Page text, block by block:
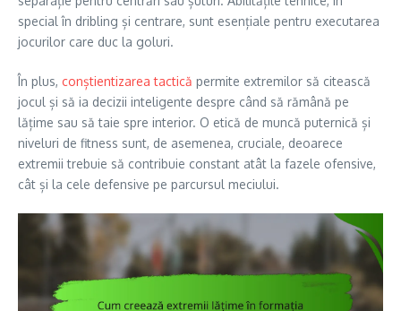
special în dribling și centrare, sunt esențiale pentru executarea
jocurilor care duc la goluri.
În plus, conștientizarea tactică permite extremilor să citească
jocul și să ia decizii inteligente despre când să rămână pe
lățime sau să taie spre interior. O etică de muncă puternică și
niveluri de fitness sunt, de asemenea, cruciale, deoarece
extremii trebuie să contribuie constant atât la fazele ofensive,
cât și la cele defensive pe parcursul meciului.